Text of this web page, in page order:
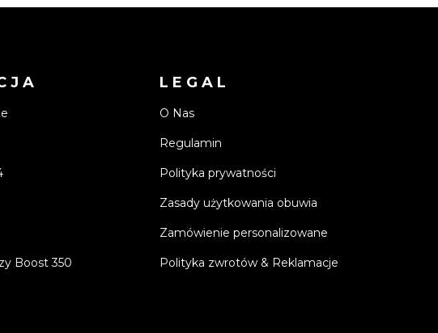
Boost 350
LEGAL
O Nas
Regulamin
Polityka prywatności
Zasady użytkowania obuwia
Zamówienie personalizowane
Polityka zwrotów & Reklamacje